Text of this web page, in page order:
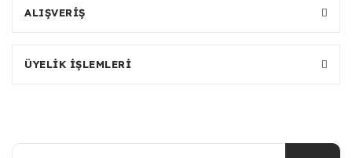
ALIŞVERİŞ
ÜYELİK İŞLEMLERİ